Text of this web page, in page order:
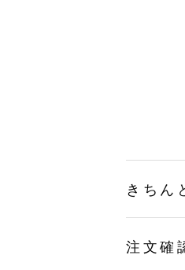
きちん
注文確